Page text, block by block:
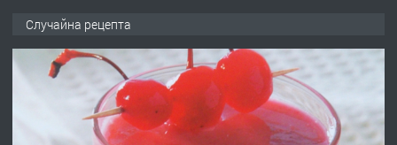
АПАРТАМЕНТ В ЦЕНТЪРА НА ГР.
ХАСКОВО
преди 2 дни
Давам гараж под наем
Случайна рецепта